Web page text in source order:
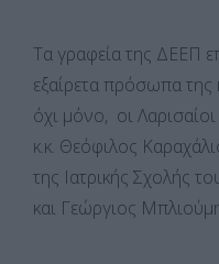
Τα γραφεία της ΔΕΕΠ
εξαίρετα πρόσωπα της
όχι μόνο, οι
κ.κ. Θεόφιλος
της Ιατρικής Σχολής
και Γεώργιος